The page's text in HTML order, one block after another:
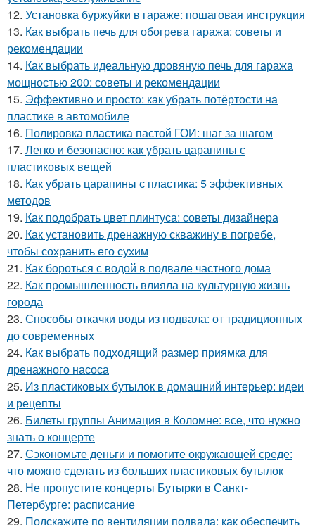
12. Установка буржуйки в гараже: пошаговая инструкция
13. Как выбрать печь для обогрева гаража: советы и
рекомендации
14. Как выбрать идеальную дровяную печь для гаража
мощностью 200: советы и рекомендации
15. Эффективно и просто: как убрать потёртости на
пластике в автомобиле
16. Полировка пластика пастой ГОИ: шаг за шагом
17. Легко и безопасно: как убрать царапины с
пластиковых вещей
18. Как убрать царапины с пластика: 5 эффективных
методов
19. Как подобрать цвет плинтуса: советы дизайнера
20. Как установить дренажную скважину в погребе,
чтобы сохранить его сухим
21. Как бороться с водой в подвале частного дома
22. Как промышленность влияла на культурную жизнь
города
23. Способы откачки воды из подвала: от традиционных
до современных
24. Как выбрать подходящий размер приямка для
дренажного насоса
25. Из пластиковых бутылок в домашний интерьер: идеи
и рецепты
26. Билеты группы Анимация в Коломне: все, что нужно
знать о концерте
27. Сэкономьте деньги и помогите окружающей среде:
что можно сделать из больших пластиковых бутылок
28. Не пропустите концерты Бутырки в Санкт-
Петербурге: расписание
29. Подскажите по вентиляции подвала: как обеспечить